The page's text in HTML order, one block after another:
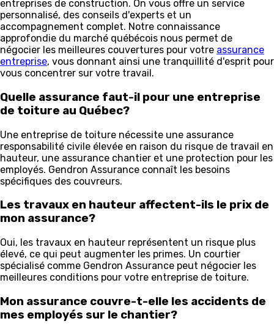
entreprises de construction. On vous offre un service
personnalisé, des conseils d'experts et un
accompagnement complet. Notre connaissance
approfondie du marché québécois nous permet de
négocier les meilleures couvertures pour votre assurance
entreprise, vous donnant ainsi une tranquillité d'esprit pour
vous concentrer sur votre travail.
Quelle assurance faut-il pour une entreprise
de toiture au Québec?
Une entreprise de toiture nécessite une assurance
responsabilité civile élevée en raison du risque de travail en
hauteur, une assurance chantier et une protection pour les
employés. Gendron Assurance connaît les besoins
spécifiques des couvreurs.
Les travaux en hauteur affectent-ils le prix de
mon assurance?
Oui, les travaux en hauteur représentent un risque plus
élevé, ce qui peut augmenter les primes. Un courtier
spécialisé comme Gendron Assurance peut négocier les
meilleures conditions pour votre entreprise de toiture.
Mon assurance couvre-t-elle les accidents de
mes employés sur le chantier?